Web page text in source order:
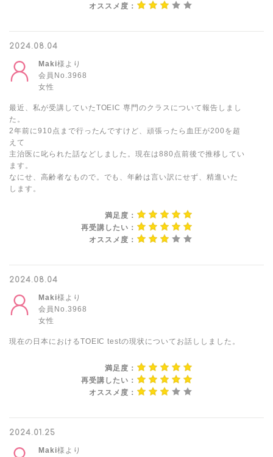
オススメ度：
2024.08.04
Maki様より
会員No.3968
女性
最近、私が受講していたTOEIC 専門のクラスについて報告しまし
た。
2年前に910点まで行ったんですけど、頑張ったら血圧が200を超
えて
主治医に叱られた話などしました。現在は880点前後で推移してい
ます。
なにせ、高齢者なもので。でも、年齢は言い訳にせず、精進いた
します。
満足度：
再受講したい：
オススメ度：
2024.08.04
Maki様より
会員No.3968
女性
現在の日本におけるTOEIC testの現状についてお話ししました。
満足度：
再受講したい：
オススメ度：
2024.01.25
Maki様より